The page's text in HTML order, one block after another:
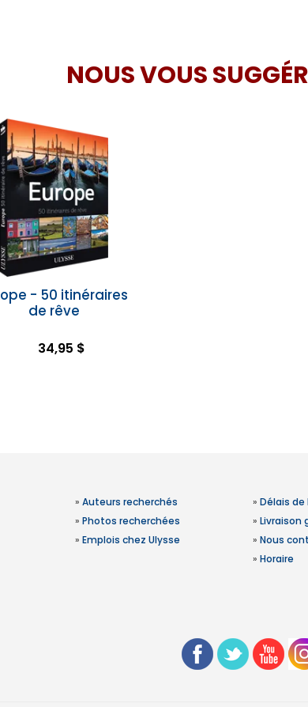
NOUS VOUS
- 50 itinéraires
de rêve
34,95 $
» Auteurs recherchés
» Photos recherchées
» Emplois chez Ulysse
» Délais de
» Livraison
» Nous
» Horaire